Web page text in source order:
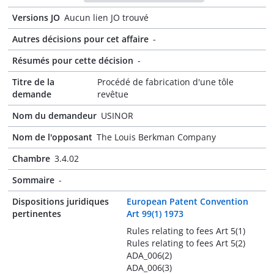
Versions JO Aucun lien JO trouvé
Autres décisions pour cet affaire -
Résumés pour cette décision -
Titre de la
demande
Procédé de fabrication d'une tôle
revêtue
Nom du demandeur USINOR
Nom de l'opposant The Louis Berkman Company
Chambre 3.4.02
Sommaire -
Dispositions juridiques
pertinentes
European Patent Convention
Art 99(1) 1973
Rules relating to fees Art 5(1)
Rules relating to fees Art 5(2)
ADA_006(2)
ADA_006(3)